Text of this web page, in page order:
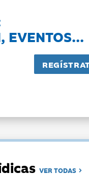
EVENTOS...
VER TODAS